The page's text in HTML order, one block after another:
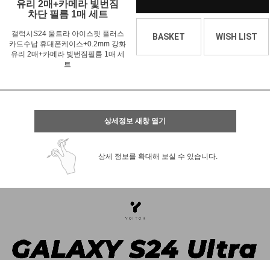
유리 2매+카메라 빛번짐
차단 필름 1매 세트
갤럭시S24 울트라 아이스핏 플러스
카드수납 휴대폰케이스+0.2mm 강화
유리 2매+카메라 빛번짐필름 1매 세
트
BASKET WISH LIST
상세정보 새창 열기
상세 정보를 확대해 보실 수 있습니다.